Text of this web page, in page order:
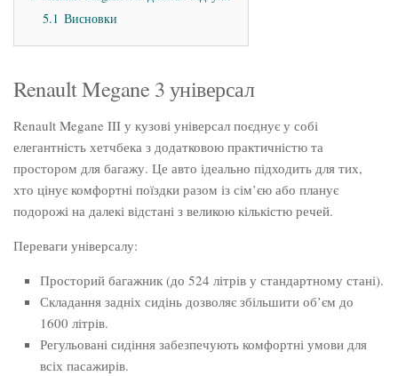
5.1 Висновки
Renault Megane 3 універсал
Renault Megane III у кузові універсал поєднує у собі
елегантність хетчбека з додатковою практичністю та
простором для багажу. Це авто ідеально підходить для тих,
хто цінує комфортні поїздки разом із сім’єю або планує
подорожі на далекі відстані з великою кількістю речей.
Переваги універсалу:
Просторий багажник (до 524 літрів у стандартному стані).
Складання задніх сидінь дозволяє збільшити об’єм до
1600 літрів.
Регульовані сидіння забезпечують комфортні умови для
всіх пасажирів.